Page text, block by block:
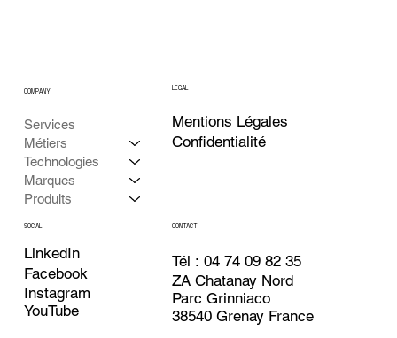
Services
Métiers
Technologies
Marques
Produits
COMPANY LEGAL
Confidentialité
Mentions Légales
SOCIAL
LinkedIn
Facebook
Instagram
YouTube
CONTACT
Tél : 04 74 09 82 35
ZA Chatanay Nord
Parc Grinniaco
38540 Grenay France